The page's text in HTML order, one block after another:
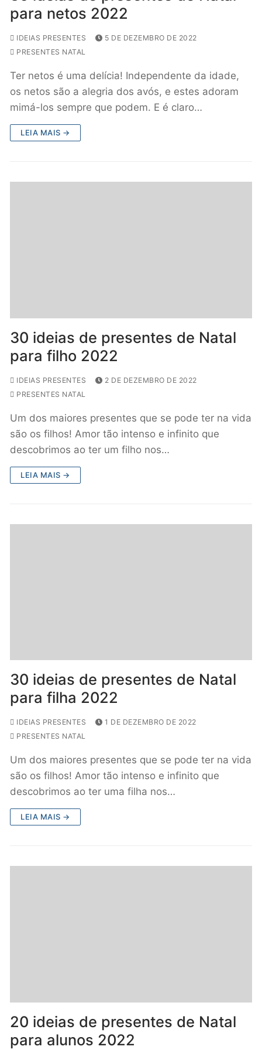
para netos 2022
IDEIAS PRESENTES
5 DE DEZEMBRO DE 2022
PRESENTES NATAL
Ter netos é uma delícia! Independente da idade,
os netos são a alegria dos avós, e estes adoram
mimá-los sempre que podem. E é claro…
LEIA MAIS →
30 ideias de presentes de Natal
para filho 2022
IDEIAS PRESENTES
2 DE DEZEMBRO DE 2022
PRESENTES NATAL
Um dos maiores presentes que se pode ter na vida
são os filhos! Amor tão intenso e infinito que
descobrimos ao ter um filho nos…
LEIA MAIS →
30 ideias de presentes de Natal
para filha 2022
IDEIAS PRESENTES
1 DE DEZEMBRO DE 2022
PRESENTES NATAL
Um dos maiores presentes que se pode ter na vida
são os filhos! Amor tão intenso e infinito que
descobrimos ao ter uma filha nos…
LEIA MAIS →
20 ideias de presentes de Natal
para alunos 2022